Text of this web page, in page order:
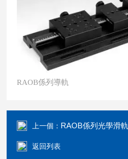
RAOB係列導軌
上一個： RAOB係列光學滑軌
返回列表